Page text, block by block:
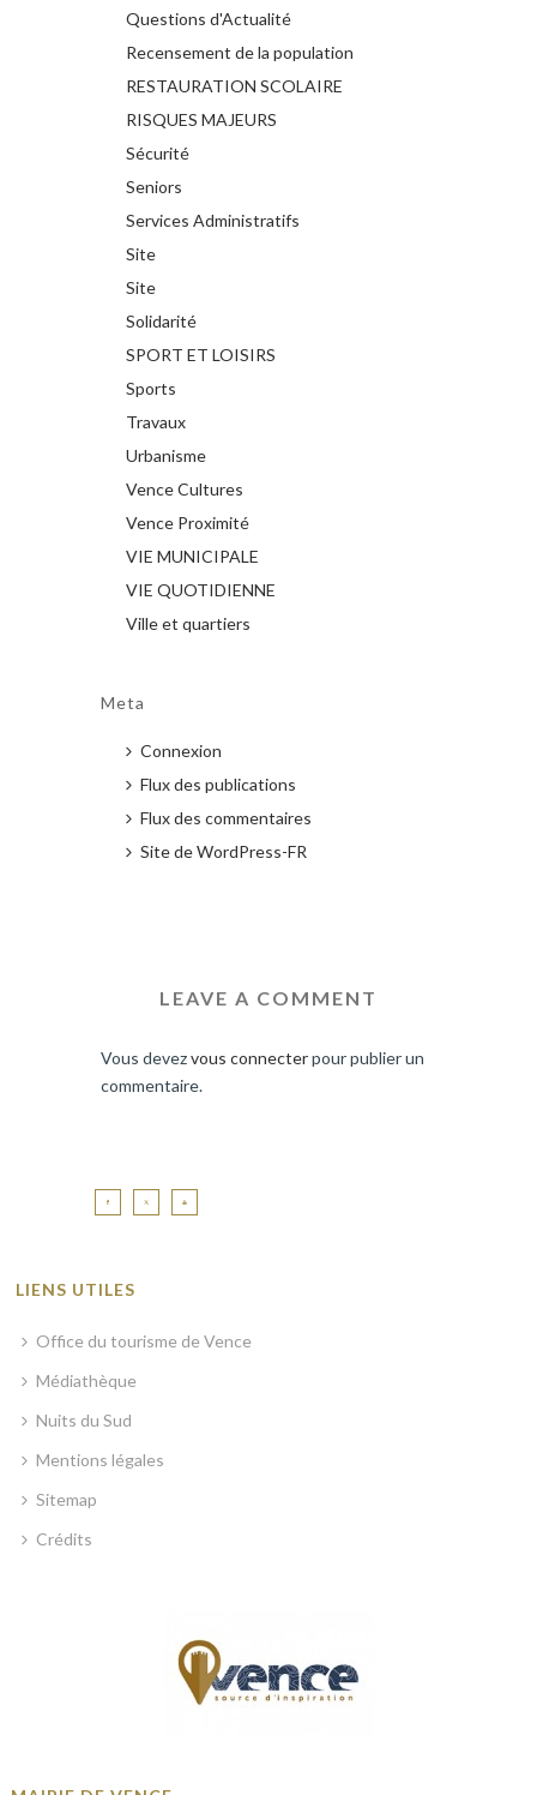
Questions d'Actualité
Recensement de la population
RESTAURATION SCOLAIRE
RISQUES MAJEURS
Sécurité
Seniors
Services Administratifs
Site
Site
Solidarité
SPORT ET LOISIRS
Sports
Travaux
Urbanisme
Vence Cultures
Vence Proximité
VIE MUNICIPALE
VIE QUOTIDIENNE
Ville et quartiers
Meta
Connexion
Flux des publications
Flux des commentaires
Site de WordPress-FR
LEAVE A COMMENT
Vous devezvous connecterpour publier un
commentaire.
LIENS UTILES
Office du tourisme de Vence
Médiathèque
Nuits du Sud
Mentions légales
Sitemap
Crédits